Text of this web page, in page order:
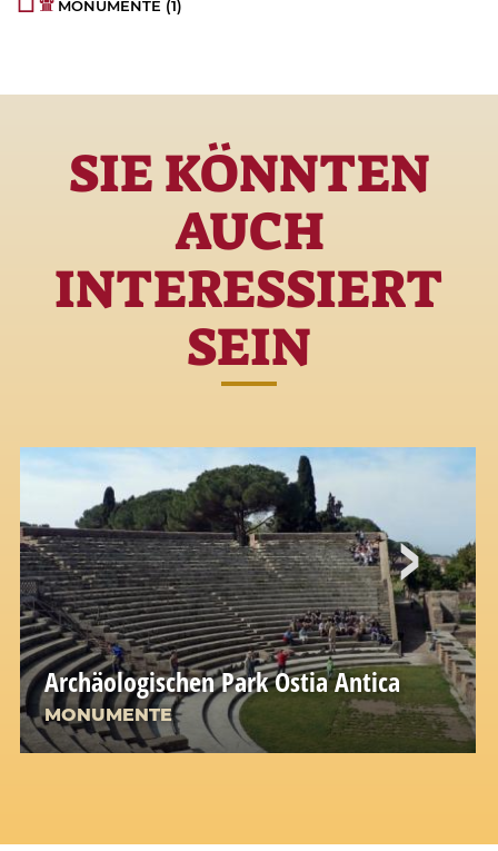
MONUMENTE (1)
SIE KÖNNTEN
AUCH
INTERESSIERT
SEIN
Archäologischen Park Ostia Antica
MONUMENTE